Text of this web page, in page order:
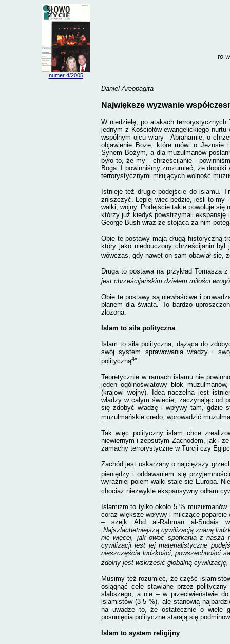
numer 4/2005
to
Daniel Areopagita
Największe wyzwanie
W niedzielę, po atakach terrorystycznych
jednym z Kościołów ewangelickiego
wspólnym ojcu wiary - Abrahamie, o
objawienie Boże, które mówi o Jezusie
Synem Bożym, a dla muzułmanów
było to, że my - chrześcijanie -
Boga. I powinniśmy zrozumieć, że
terrorystycznymi miłujących wolność
Istnieje też drugie podejście do islamu.
zniszczyć. Lepiej więc będzie, jeśli to my
walki, wojny. Podejście takie powołuje się
którzy już kiedyś powstrzymali ekspansję
George Bush wraz ze stojącą za nim
Obie te postawy mają długą historyczną
który jako niedouczony chrześcijanin
wówczas, gdy nawet on sam obawiał się,
Druga to postawa na przykład Tomasza
jest chrześcijańskim dziełem miłości
Obie te postawy są niewłaściwe i
planem dla świata. To bardzo
złożona.
Islam to siła polityczna
Islam to siła polityczna, dążąca do
swój system sprawowania władzy i
polityczną4”.
Teoretycznie w ramach islamu nie
jeden ogólnoświatowy blok
(krajowi wojny). Ideą naczelną jest
władzy w całym świecie, zaczynając od
się zdobyć władzę i wpływy tam, gdzie
muzułmańskie credo, wprowadzić
Tak więc polityczny islam chce
niewiernym i zepsutym Zachodem, jak i
zamachy terrorystyczne w Turcji czy
Zachód jest oskarżany o najcięższy
pieniędzy i oddawaniem się
wyraźniej polem walki staje się Europa.
chociaż niezwykle ekspansywny odłam
Islamizm to tylko około 5 %
coraz większe wpływy i milczące poparcie
– szejk Abd al-Rahman al-Sudais
„Najszlachetniejszą cywilizacją znaną
nic więcej, jak owoc spotkania z naszą
cywilizacji jest jej materialistyczne
nieszczęścia ludzkości, powszechności
zdolny jest wskrzesić globalną
Musimy też rozumieć, że część
osiągnąć cele stawiane przez
słabszego, a nie – w przeciwieństwie
islamistów (3-5 %), ale stanowią
na uwadze to, że ostatecznie o wiele
posunięcia polityczne starają się
Islam to system religijny